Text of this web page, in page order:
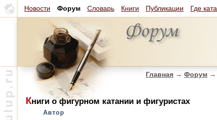
Новости Форум Словарь Книги Публикации Где
Главная → Форум →
Книги о фигурном катании и фигуристах
Автор